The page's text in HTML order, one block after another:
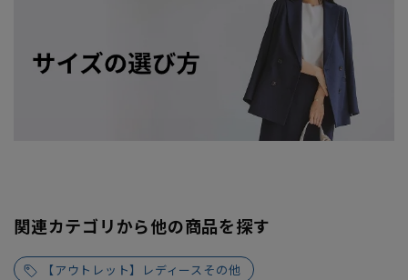
関連カテゴリから他の商品を探す
【アウトレット】レディースその他